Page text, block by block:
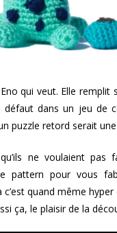
qui veut. Elle
dans un jeu de
puzzle retord serait
ne voulaient pas
pattern pour vous
quand même
ça, le plaisir de la